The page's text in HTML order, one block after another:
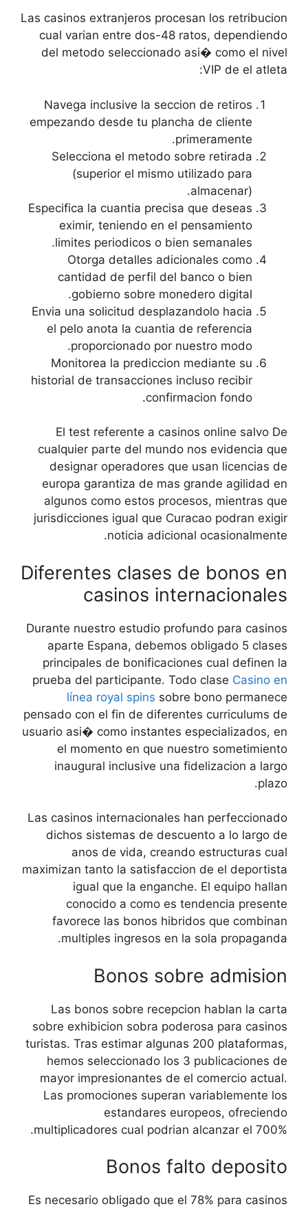
Las casinos extranjeros procesan los retribucion
cual varian entre dos-48 ratos, dependiendo
del metodo seleccionado asi� como el nivel
VIP de el atleta:
Navega inclusive la seccion de retiros
empezando desde tu plancha de cliente
primeramente.
Selecciona el metodo sobre retirada
(superior el mismo utilizado para
almacenar).
Especifica la cuantia precisa que deseas
eximir, teniendo en el pensamiento
limites periodicos o bien semanales.
Otorga detalles adicionales como
cantidad de perfil del banco o bien
gobierno sobre monedero digital.
Envia una solicitud desplazandolo hacia
el pelo anota la cuantia de referencia
proporcionado por nuestro modo.
Monitorea la prediccion mediante su
historial de transacciones incluso recibir
confirmacion fondo.
El test referente a casinos online salvo De
cualquier parte del mundo nos evidencia que
designar operadores que usan licencias de
europa garantiza de mas grande agilidad en
algunos como estos procesos, mientras que
jurisdicciones igual que Curacao podran exigir
noticia adicional ocasionalmente.
Diferentes clases de bonos en
casinos internacionales
Durante nuestro estudio profundo para casinos
aparte Espana, debemos obligado 5 clases
principales de bonificaciones cual definen la
prueba del participante. Todo clase Casino en
línea royal spins sobre bono permanece
pensado con el fin de diferentes curriculums de
usuario asi� como instantes especializados, en
el momento en que nuestro sometimiento
inaugural inclusive una fidelizacion a largo
plazo.
Las casinos internacionales han perfeccionado
dichos sistemas de descuento a lo largo de
anos de vida, creando estructuras cual
maximizan tanto la satisfaccion de el deportista
igual que la enganche. El equipo hallan
conocido a como es tendencia presente
favorece las bonos hibridos que combinan
multiples ingresos en la sola propaganda.
Bonos sobre admision
Las bonos sobre recepcion hablan la carta
sobre exhibicion sobra poderosa para casinos
turistas. Tras estimar algunas 200 plataformas,
hemos seleccionado los 3 publicaciones de
mayor impresionantes de el comercio actual.
Las promociones superan variablemente los
estandares europeos, ofreciendo
multiplicadores cual podrian alcanzar el 700%.
Bonos falto deposito
Es necesario obligado que el 78% para casinos